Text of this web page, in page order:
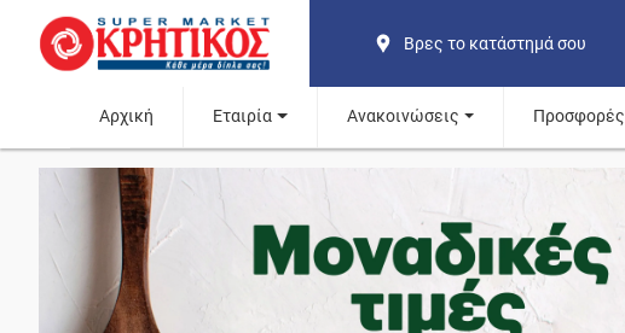
Βρες το κατάστημά σου
Αρχική Εταιρία Ανακοινώσεις Προσφορές